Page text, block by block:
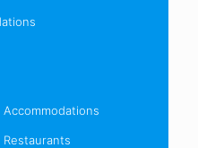
Restaurants